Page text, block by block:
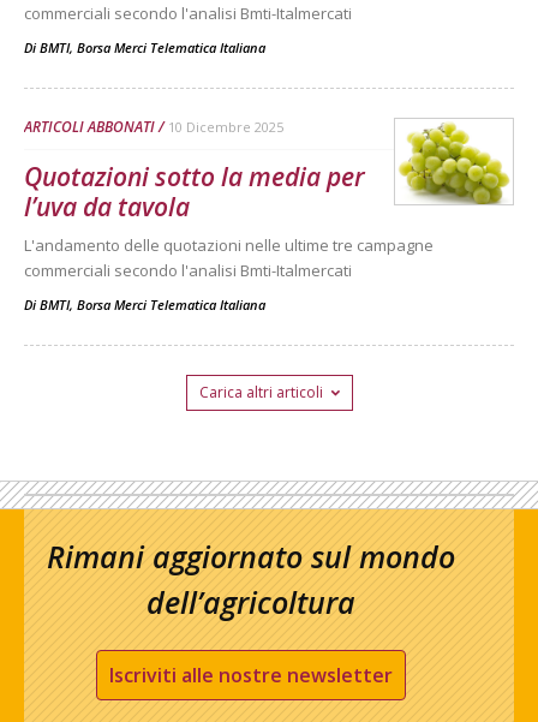
commerciali secondo l'analisi Bmti-Italmercati
Di BMTI, Borsa Merci Telematica Italiana
ARTICOLI ABBONATI 10 Dicembre 2025
Quotazioni sotto la media per
l’uva da tavola
L'andamento delle quotazioni nelle ultime tre campagne
commerciali secondo l'analisi Bmti-Italmercati
Di BMTI, Borsa Merci Telematica Italiana
Carica altri articoli
Rimani aggiornato sul mondo
dell’agricoltura
Iscriviti alle nostre newsletter